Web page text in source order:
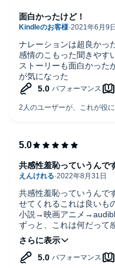
ナレーションは超良かっ
感情のこもった聞きやす
ストーリーも面白かった
が気になった
面白かったけど！
共感性羞恥っていうんで
せてくれるこれは良いも
小説→映画アニメ
ずっと、これは何だって
されていて、お勧め度が
小説のレビューでも書き
ものに与えた影響が大き
共感性羞恥っていうんで